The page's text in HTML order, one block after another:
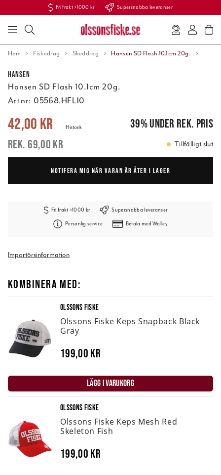
Fri frakt >1000 kr Supersnabba leveranser
Hem Fiskedrag Skeddrag Hansen SD Flash 10.1cm 20g.
Hansen
Hansen SD Flash 10.1cm 20g.
Art nr: 05568.HFL10
Nuvarande pris: 69,00 kr
42,00 kr
69,00 kr
Historik 39%under rek. pris
Tillfälligt slut
NOTIFERA MIG NÄR VARAN ÄR ÅTER I LAGER
Fri frakt >1000 kr Supersnabba leveranser
Personlig service Betala med Walley
Importörsinformation
KOMBINERA MED:
OLSSONS FISKE
Olssons Fiske Keps Snapback Black
Gray
199,00 kr
LÄGG I VARUKORG
OLSSONS FISKE
Olssons Fiske Keps Mesh Red
Skeleton Fish
199,00 kr